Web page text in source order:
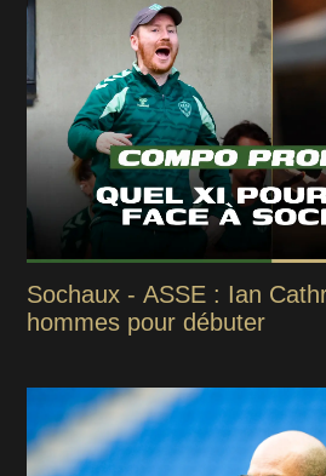
Sochaux - ASSE : Ian
hommes pour débuter